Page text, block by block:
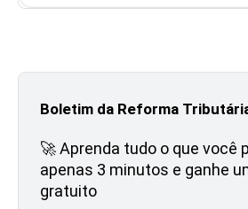
Boletim da Reforma
🚀 Aprenda tudo o que você
apenas 3 minutos e ganhe
gratuito